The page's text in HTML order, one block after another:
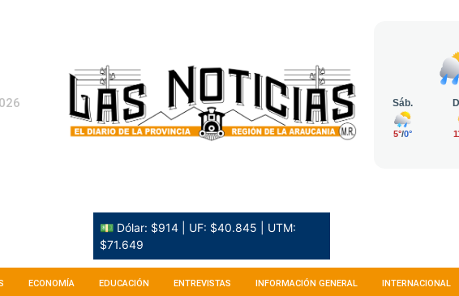
💵 Dólar: $914 | UF: $40.845 | UTM:
$71.649
ECONOMÍA EDUCACIÓN ENTREVISTAS INFORMACIÓN GENERAL INTERNACIONAL